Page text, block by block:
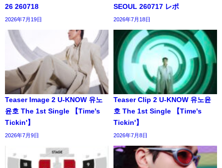
26 260718
2026年7月19日
SEOUL 260717 レポ
2026年7月18日
Teaser Image 2 U-KNOW 유노
윤호 The 1st Single 【Time's
Tickin'】
2026年7月9日
Teaser Clip 2 U-KNOW 유노윤
호 The 1st Single 【Time's
Tickin'】
2026年7月8日